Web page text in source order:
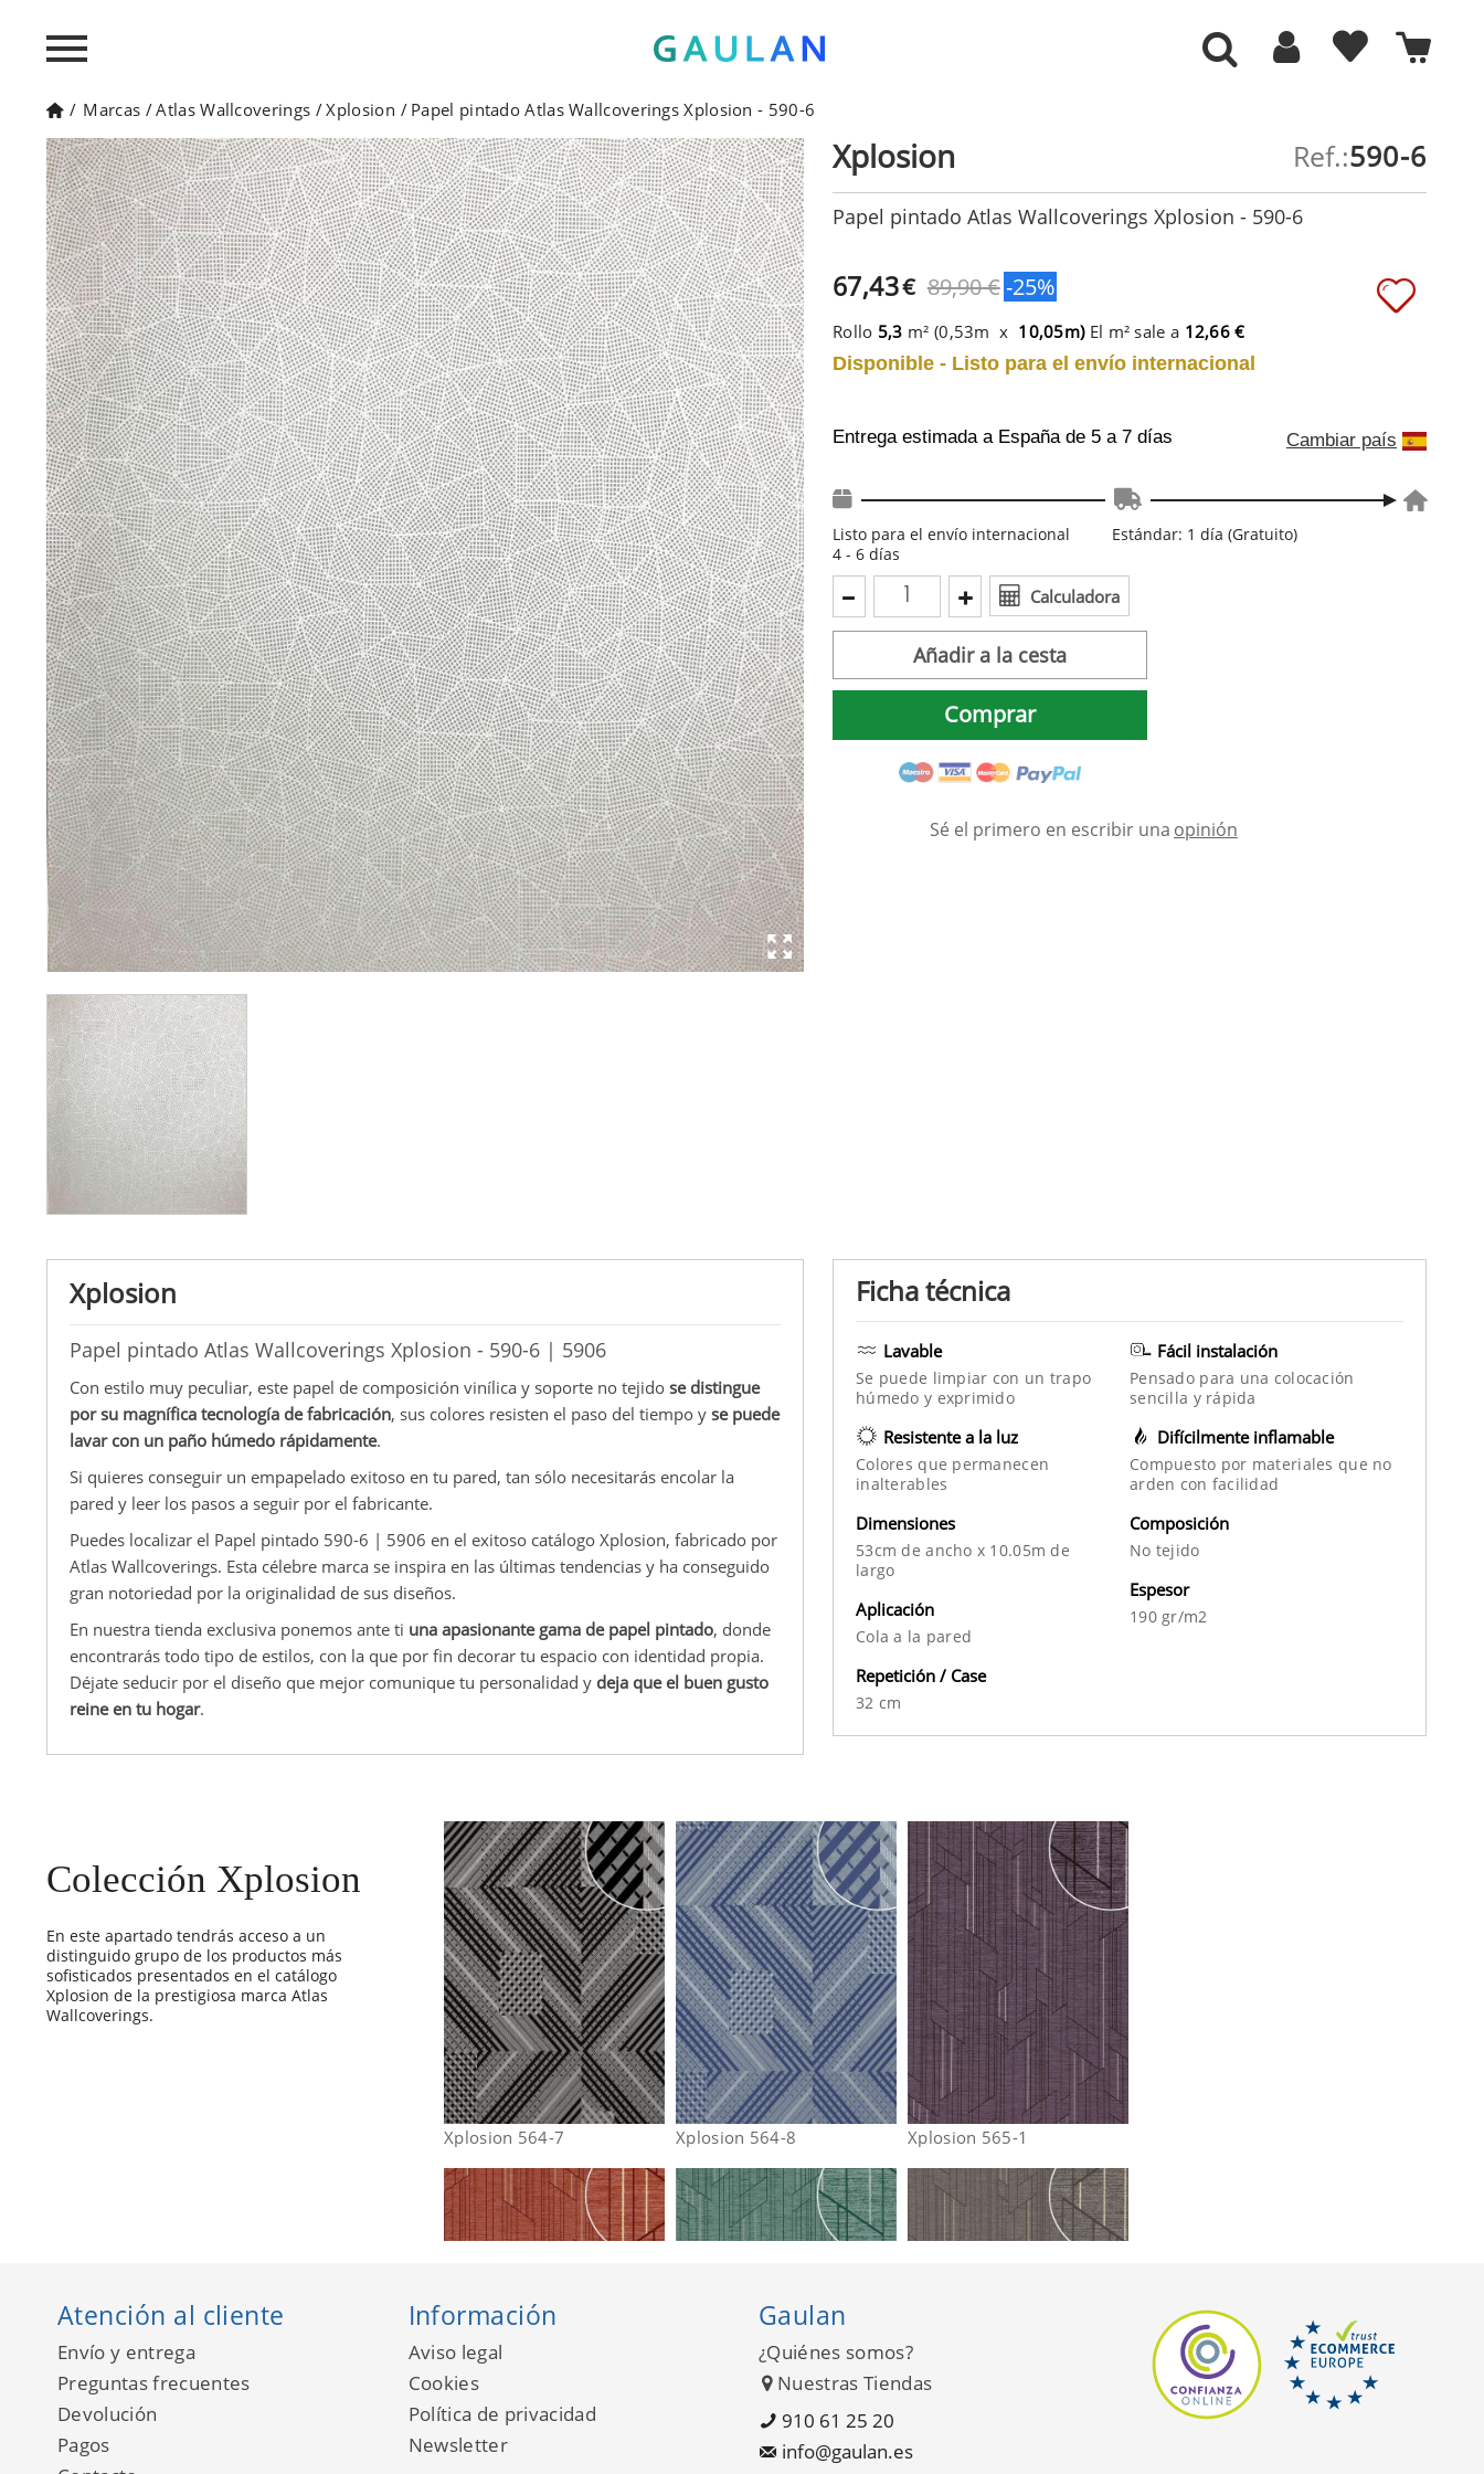
/ Marcas /Atlas Wallcoverings /Xplosion / Papel pintado Atlas Wallcoverings Xplosion - 590-6
Xplosion
Papel pintado Atlas Wallcoverings Xplosion - 590-6 | 5906
Con estilo muy peculiar, este papel de composición vinílica y soporte no tejido se distingue
por su magnífica tecnología de fabricación, sus colores resisten el paso del tiempo y se puede
lavar con un paño húmedo rápidamente.
Si quieres conseguir un empapelado exitoso en tu pared, tan sólo necesitarás encolar la
pared y leer los pasos a seguir por el fabricante.
Puedes localizar el Papel pintado 590-6 | 5906 en el exitoso catálogo Xplosion, fabricado por
Atlas Wallcoverings. Esta célebre marca se inspira en las últimas tendencias y ha conseguido
gran notoriedad por la originalidad de sus diseños.
En nuestra tienda exclusiva ponemos ante ti una apasionante gama de papel pintado, donde
encontrarás todo tipo de estilos, con la que por fin decorar tu espacio con identidad propia.
Déjate seducir por el diseño que mejor comunique tu personalidad y deja que el buen gusto
reine en tu hogar.
Xplosion 590-6
Ref.:
Papel pintado Atlas Wallcoverings Xplosion - 590-6
67,43€ 89,90 €-25%
Rollo 5,3 m² (0,53m x 10,05m) El m² sale a 12,66 €
Disponible - Listo para el envío internacional
Entrega estimada a España de 5 a 7 días Cambiar país
Listo para el envío internacional
4 - 6 días
Estándar: 1 día (Gratuito)
Calculadora
Añadir a la cesta
Comprar
Sé el primero en escribir una opinión
Ficha técnica
Lavable
Se puede limpiar con un trapo
húmedo y exprimido
Resistente a la luz
Colores que permanecen
inalterables
Fácil instalación
Pensado para una colocación
sencilla y rápida
Difícilmente inflamable
Compuesto por materiales que no
arden con facilidad
Dimensiones
53cm de ancho x 10.05m de
largo
Aplicación
Cola a la pared
Repetición / Case
32 cm
Composición
No tejido
Espesor
190 gr/m2
Colección Xplosion
En este apartado tendrás acceso a un
distinguido grupo de los productos más
sofisticados presentados en el catálogo
Xplosion de la prestigiosa marca Atlas
Wallcoverings.
Xplosion 564-7 Xplosion 564-8 Xplosion 565-1
Atención al cliente
Envío y entrega
Preguntas frecuentes
Devolución
Pagos
Información
Aviso legal
Cookies
Política de privacidad
Newsletter
Gaulan
¿Quiénes somos?
Nuestras Tiendas
910 61 25 20
info@gaulan.es